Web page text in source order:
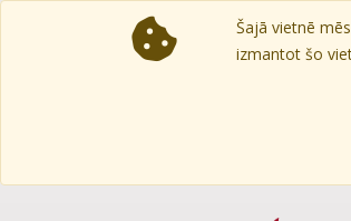
Šajā vietnē
izmantot šo